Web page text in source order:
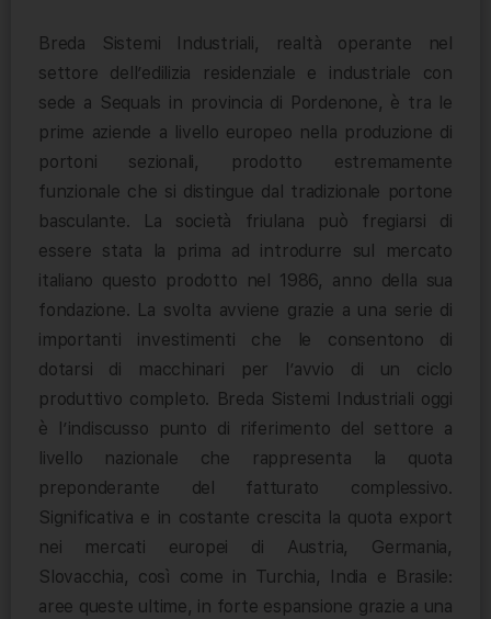
Breda Sistemi Industriali, realtà operante nel
settore dell’edilizia residenziale e industriale con
sede a Sequals in provincia di Pordenone, è tra le
prime aziende a livello europeo nella produzione di
portoni sezionali, prodotto estremamente
funzionale che si distingue dal tradizionale portone
basculante. La società friulana può fregiarsi di
essere stata la prima ad introdurre sul mercato
italiano questo prodotto nel 1986, anno della sua
fondazione. La svolta avviene grazie a una serie di
importanti investimenti che le consentono di
dotarsi di macchinari per l’avvio di un ciclo
produttivo completo. Breda Sistemi Industriali oggi
è l’indiscusso punto di riferimento del settore a
livello nazionale che rappresenta la quota
preponderante del fatturato complessivo.
Significativa e in costante crescita la quota export
nei mercati europei di Austria, Germania,
Slovacchia, così come in Turchia, India e Brasile:
aree queste ultime, in forte espansione grazie a una